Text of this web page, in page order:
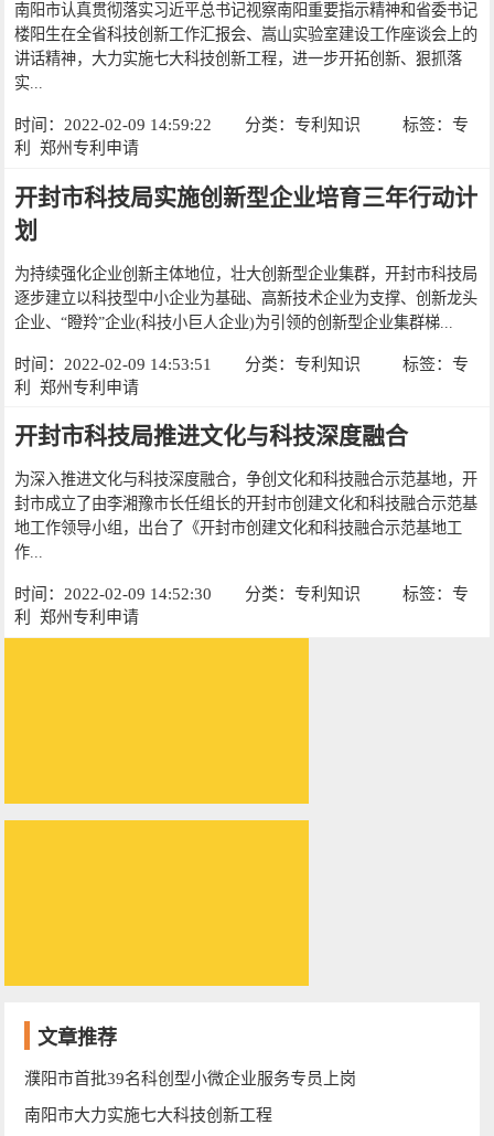
南阳市认真贯彻落实习近平总书记视察南阳重要指示精神和省委书记
楼阳生在全省科技创新工作汇报会、嵩山实验室建设工作座谈会上的
讲话精神，大力实施七大科技创新工程，进一步开拓创新、狠抓落
实...
时间：2022-02-09 14:59:22 分类：专利知识 标签： 专
利
郑州专利申请
开封市科技局实施创新型企业培育三年行动计
划
为持续强化企业创新主体地位，壮大创新型企业集群，开封市科技局
逐步建立以科技型中小企业为基础、高新技术企业为支撑、创新龙头
企业、“瞪羚”企业(科技小巨人企业)为引领的创新型企业集群梯...
时间：2022-02-09 14:53:51 分类：专利知识 标签： 专
利
郑州专利申请
开封市科技局推进文化与科技深度融合
为深入推进文化与科技深度融合，争创文化和科技融合示范基地，开
封市成立了由李湘豫市长任组长的开封市创建文化和科技融合示范基
地工作领导小组，出台了《开封市创建文化和科技融合示范基地工
作...
时间：2022-02-09 14:52:30 分类：专利知识 标签： 专
利
郑州专利申请
文章推荐
濮阳市首批39名科创型小微企业服务专员上岗
南阳市大力实施七大科技创新工程